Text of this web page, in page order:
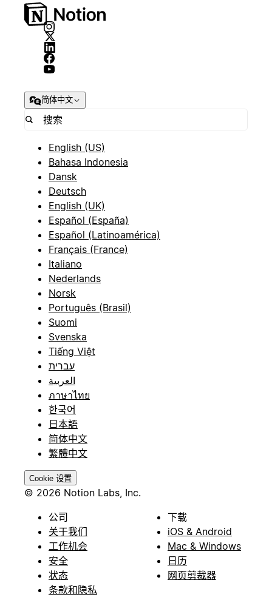
简体中文
English (US)
Bahasa Indonesia
Dansk
Deutsch
English (UK)
Español (España)
Español (Latinoamérica)
Français (France)
Italiano
Nederlands
Norsk
Português (Brasil)
Suomi
Svenska
Tiếng Việt
עברית
العربية
ภาษาไทย
한국어
日本語
简体中文
繁體中文
Cookie 设置
© 2026 Notion Labs, Inc.
公司
关于我们
工作机会
安全
状态
条款和隐私
下载
iOS & Android
Mac & Windows
日历
网页剪裁器